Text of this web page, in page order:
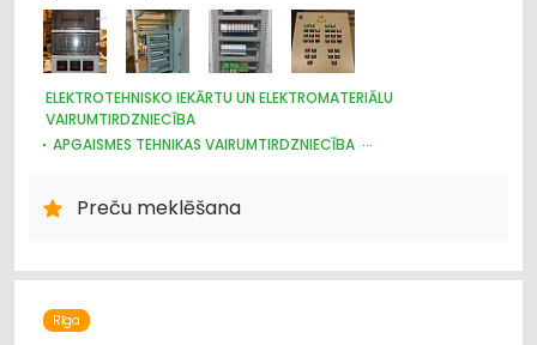
ELEKTROTEHNISKO IEKĀRTU UN ELEKTROMATERIĀLU
VAIRUMTIRDZNIECĪBA
APGAISMES TEHNIKAS VAIRUMTIRDZNIECĪBA
TIRDZNIECĪBA
Preču meklēšana
Rīga